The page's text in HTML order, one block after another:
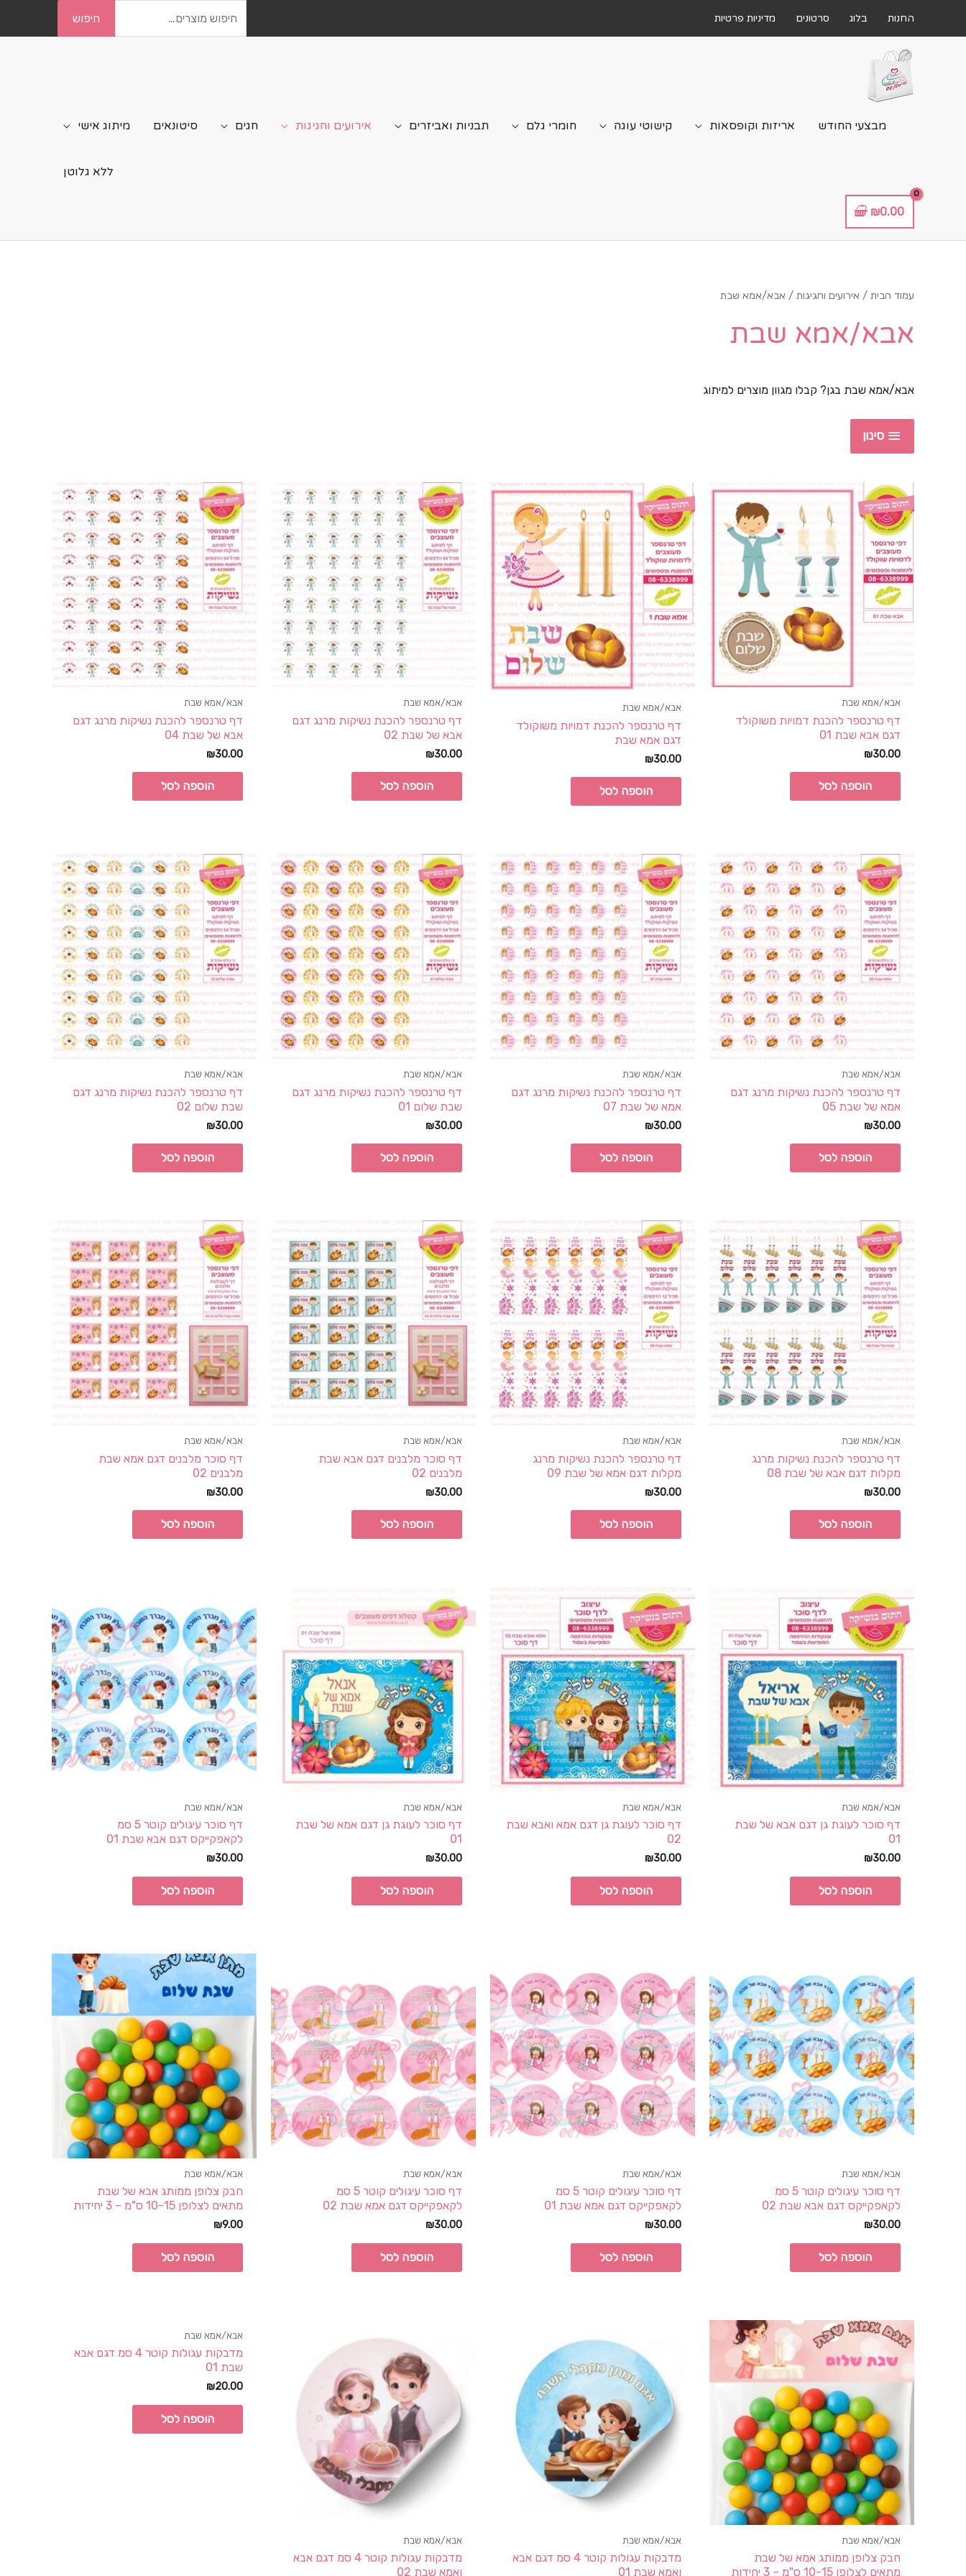
החנות בלוג סרטונים מדיניות פרטיות חיפוש חיפוש
מבצעי החודש אריזות וקופסאות קישוטי עוגה חומרי גלם תבניות ואביזרים אירועים וחגיגות חגים סיטונאים מיתוג אישי
ללא גלוטן
₪0.00
עמוד הבית / אירועים וחגיגות / אבא/אמא שבת
אבא/אמא שבת
אבא/אמא שבת בגן? קבלו מגוון מוצרים למיתוג
סינון
אבא/אמא שבת
דף טרנספר להכנת דמויות משוקולד
דגם אבא שבת 01
₪30.00
הוספה לסל
אבא/אמא שבת
דף טרנספר להכנת דמויות משוקולד
דגם אמא שבת
₪30.00
הוספה לסל
אבא/אמא שבת
דף טרנספר להכנת נשיקות מרנג דגם
אבא של שבת 02
₪30.00
הוספה לסל
אבא/אמא שבת
דף טרנספר להכנת נשיקות מרנג דגם
אבא של שבת 04
₪30.00
הוספה לסל
אבא/אמא שבת
דף טרנספר להכנת נשיקות מרנג דגם
אמא של שבת 05
₪30.00
הוספה לסל
אבא/אמא שבת
דף טרנספר להכנת נשיקות מרנג דגם
אמא של שבת 07
₪30.00
הוספה לסל
אבא/אמא שבת
דף טרנספר להכנת נשיקות מרנג דגם
שבת שלום 01
₪30.00
הוספה לסל
אבא/אמא שבת
דף טרנספר להכנת נשיקות מרנג דגם
שבת שלום 02
₪30.00
הוספה לסל
אבא/אמא שבת
דף טרנספר להכנת נשיקות מרנג
מקלות דגם אבא של שבת 08
₪30.00
הוספה לסל
אבא/אמא שבת
דף טרנספר להכנת נשיקות מרנג
מקלות דגם אמא של שבת 09
₪30.00
הוספה לסל
אבא/אמא שבת
דף סוכר מלבנים דגם אבא שבת
מלבנים 02
₪30.00
הוספה לסל
אבא/אמא שבת
דף סוכר מלבנים דגם אמא שבת
מלבנים 02
₪30.00
הוספה לסל
אבא/אמא שבת
דף סוכר לעוגת גן דגם אבא של שבת
01
₪30.00
הוספה לסל
אבא/אמא שבת
דף סוכר לעוגת גן דגם אמא ואבא שבת
02
₪30.00
הוספה לסל
אבא/אמא שבת
דף סוכר לעוגת גן דגם אמא של שבת
01
₪30.00
הוספה לסל
אבא/אמא שבת
דף סוכר עיגולים קוטר 5 סמ
לקאפקייקס דגם אבא שבת 01
₪30.00
הוספה לסל
אבא/אמא שבת
דף סוכר עיגולים קוטר 5 סמ
לקאפקייקס דגם אבא שבת 02
₪30.00
הוספה לסל
אבא/אמא שבת
דף סוכר עיגולים קוטר 5 סמ
לקאפקייקס דגם אמא שבת 01
₪30.00
הוספה לסל
אבא/אמא שבת
דף סוכר עיגולים קוטר 5 סמ
לקאפקייקס דגם אמא שבת 02
₪30.00
הוספה לסל
אבא/אמא שבת
חבק צלופן ממותג אבא של שבת
מתאים לצלופן 10-15 ס"מ – 3 יחידות
₪9.00
הוספה לסל
אבא/אמא שבת
חבק צלופן ממותג אמא של שבת
מתאים לצלופן 10-15 ס"מ – 3 יחידות
אבא/אמא שבת
מדבקות עגולות קוטר 4 סמ דגם אבא
ואמא שבת 01
אבא/אמא שבת
מדבקות עגולות קוטר 4 סמ דגם אבא
ואמא שבת 02
אבא/אמא שבת
מדבקות עגולות קוטר 4 סמ דגם אבא
שבת 01
₪20.00
הוספה לסל